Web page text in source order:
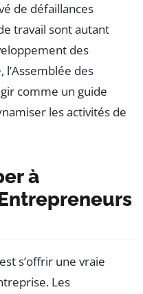
de défaillances
travail sont autant
des
des
comme un guide
les activités de
à
s’offrir une vraie
Les